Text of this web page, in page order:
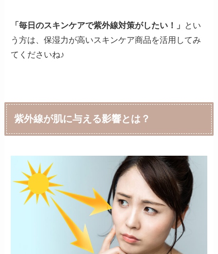
「毎日のスキンケアで紫外線対策がしたい！」
とい
う方は、保湿力が高いスキンケア商品を活用してみ
てくださいね♪
紫外線が肌に与える影響とは？